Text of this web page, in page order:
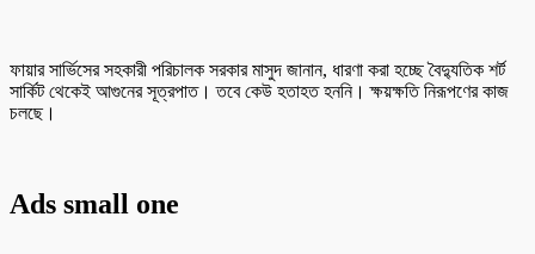
ফায়ার সার্ভিসের সহকারী পরিচালক সরকার মাসুদ জানান, ধারণা করা হচ্ছে বৈদ্যুতিক শর্ট
সার্কিট থেকেই আগুনের সূত্রপাত। তবে কেউ হতাহত হননি। ক্ষয়ক্ষতি নিরূপণের কাজ
চলছে।
Ads small one